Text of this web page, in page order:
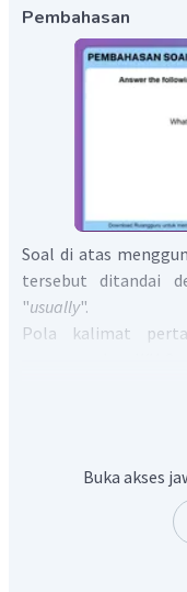
Pembahasan
Soal di atas
tersebut ditandai
"usually".
Pola kalimat
: digunakan
Subjek pada soal
yang digunakan
Buka akses